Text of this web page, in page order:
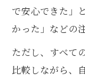
で安心できた」
かった」などの
ただし、すべて
比較しながら、